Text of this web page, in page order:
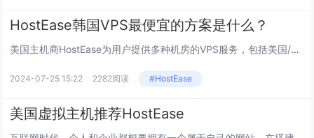
HostEase韩国VPS最便宜的方案是什么？
美国主机商HostEase为用户提供多种机房的VPS服务，包括美国/香港/日本/韩国等，其中韩国VPS具有很高的灵活性和...
2024-07-25 15:22 2282阅读 #HostEase
美国虚拟主机推荐HostEase